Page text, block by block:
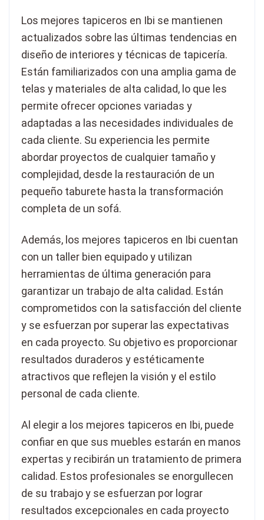
Los mejores tapiceros en Ibi se mantienen
actualizados sobre las últimas tendencias en
diseño de interiores y técnicas de tapicería.
Están familiarizados con una amplia gama de
telas y materiales de alta calidad, lo que les
permite ofrecer opciones variadas y
adaptadas a las necesidades individuales de
cada cliente. Su experiencia les permite
abordar proyectos de cualquier tamaño y
complejidad, desde la restauración de un
pequeño taburete hasta la transformación
completa de un sofá.
Además, los mejores tapiceros en Ibi cuentan
con un taller bien equipado y utilizan
herramientas de última generación para
garantizar un trabajo de alta calidad. Están
comprometidos con la satisfacción del cliente
y se esfuerzan por superar las expectativas
en cada proyecto. Su objetivo es proporcionar
resultados duraderos y estéticamente
atractivos que reflejen la visión y el estilo
personal de cada cliente.
Al elegir a los mejores tapiceros en Ibi, puede
confiar en que sus muebles estarán en manos
expertas y recibirán un tratamiento de primera
calidad. Estos profesionales se enorgullecen
de su trabajo y se esfuerzan por lograr
resultados excepcionales en cada proyecto